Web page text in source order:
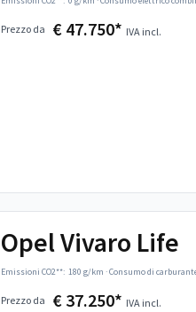
Prezzo da € 47.750* IVA incl.
Opel Vivaro Life
Emissioni CO2**: 180 g/km ·Consumo di
Prezzo da € 37.250* IVA incl.